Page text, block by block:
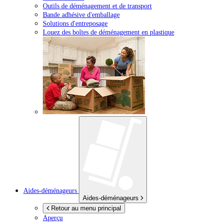
Outils de déménagement et de transport
Bande adhésive d'emballage
Solutions d'entreposage
Louez des boîtes de déménagement en plastique
Aides-déménageurs
Aides-déménageurs
Retour au menu principal
Aperçu